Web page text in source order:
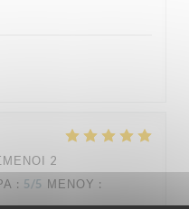
2
: 5/5 ΜΕΝΟΎ :